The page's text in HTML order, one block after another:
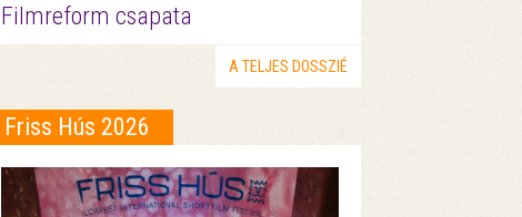
Filmreform csapata
A TELJES DOSSZIÉ
Friss Hús 2026